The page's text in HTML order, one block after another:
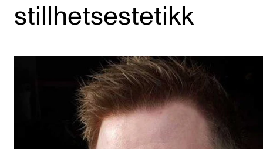
Doktorgrad
Årsstudium og videreutdanning
STUDENTLIV
Søknad og opptak
stillhetsestetikk